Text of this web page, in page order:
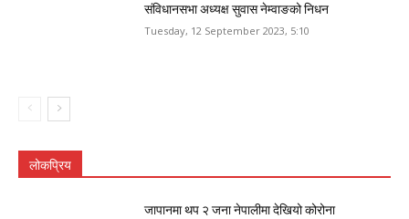
संविधानसभा अध्यक्ष सुवास नेम्वाङको निधन
Tuesday, 12 September 2023, 5:10
लोकप्रिय
जापानमा थप २ जना नेपालीमा देखियो कोरोना